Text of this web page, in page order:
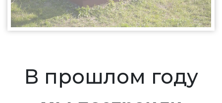
В прошлом году